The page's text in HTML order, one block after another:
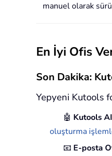
manuel olarak
En İyi Ofis
Son Dakika:
Yepyeni Kutools
🤖 Kutools AI
oluşturma
📧 E-posta